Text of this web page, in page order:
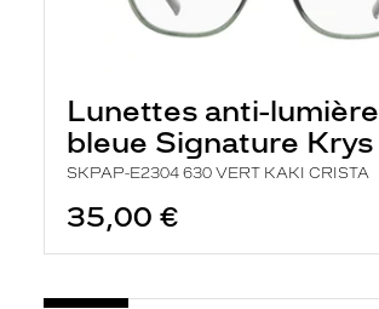
Lunettes anti-lumière
bleue Signature Krys
SKPAP-E2304 630 VERT KAKI CRISTA
35,00 €